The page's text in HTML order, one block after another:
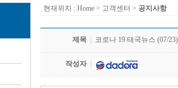
현재위치 : Home > 고객센터 > 공지사항
제목 코로나 19 태국뉴스 (07/23)
작성자